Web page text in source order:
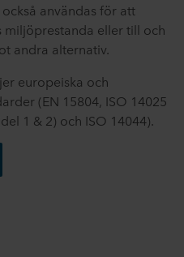
användas för att
eller till och
andra alternativ.
europeiska och
(EN 15804, ISO 14025
1 & 2) och ISO 14044).